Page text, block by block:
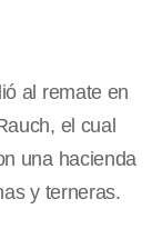
al remate en
el cual
una hacienda
y terneras.